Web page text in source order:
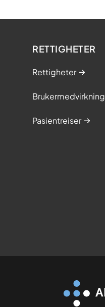
RETTIGHETER
Rettigheter
Brukermedvirkning
Pasientreiser